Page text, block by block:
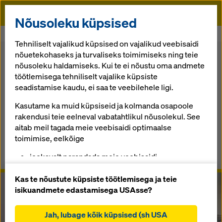
Doka
Concremote - Betooniasjatundja
Tagasi ülevaate juurde
Concremote
Optimising your construction. Every time.
Juhendid, dokumendid ja videod
Nõusoleku küpsised
Tehniliselt vajalikud küpsised on vajalikud veebisaidi
nõuetekohaseks ja turvaliseks toimimiseks ning teie
nõusoleku haldamiseks. Kui te ei nõustu oma andmete
töötlemisega tehniliselt vajalike küpsiste
seadistamise kaudu, ei saa te veebilehele ligi.
Kasutame ka muid küpsiseid ja kolmanda osapoole
rakendusi teie eelneval vabatahtlikul nõusolekul. See
aitab meil tagada meie veebisaidi optimaalse
toimimise, eelkõige
jooksvalt parandada meie veebisaidi
küpsised),
hõlbustada sujuvat ostuprotsessi Doka veebipoe
küpsised),
Kas te nõustute küpsiste töötlemisega ja teie
isikuandmete edastamisega USAsse?
Jah, lubage kõik küpsised (sh USA